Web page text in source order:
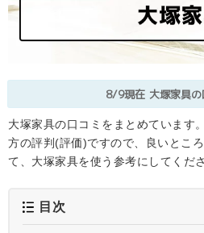
8/9現在 大塚家具
大塚家具の口コミをまとめています
方の評判(評価)ですので、良いとこ
て、大塚家具を使う参考にしてくださ
目次